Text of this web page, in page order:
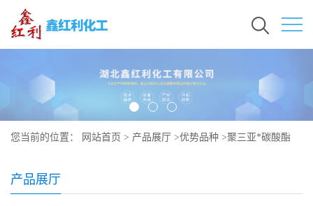
您当前的位置： 网站首页 > 产品展厅 >优势品种 >聚三亚*碳酸酯
产品展厅